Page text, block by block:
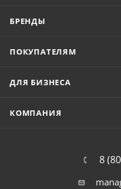
БРЕНДЫ
ПОКУПАТЕЛЯМ
ДЛЯ БИЗНЕСА
КОМПАНИЯ
8